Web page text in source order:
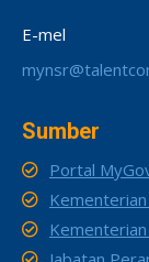
E-mel
Sumber
Portal